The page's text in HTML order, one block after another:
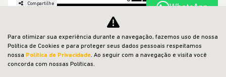
Compartilhe
JEEP
RENEGADE 1.3 T270 TURBO MHEV LONGITUDE AT6
R$ 149.990,00
WhatsApp
Para otimizar sua experiência durante a navegação, fazemos uso de nossa
Política de Cookies e para proteger seus dados pessoais respeitamos
nossa Política de Privacidade. Ao seguir com a navegação e visita você
concorda com nossas Políticas.